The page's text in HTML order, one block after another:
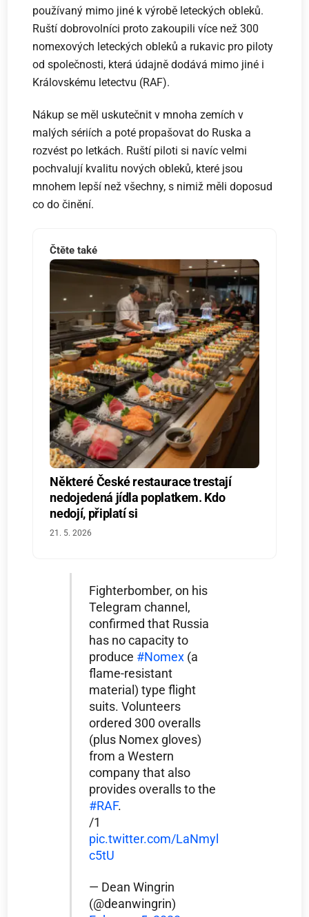
používaný mimo jiné k výrobě leteckých obleků.
Ruští dobrovolníci proto zakoupili více než 300
nomexových leteckých obleků a rukavic pro piloty
od společnosti, která údajně dodává mimo jiné i
Královskému letectvu (RAF).
Nákup se měl uskutečnit v mnoha zemích v
malých sériích a poté propašovat do Ruska a
rozvést po letkách. Ruští piloti si navíc velmi
pochvalují kvalitu nových obleků, které jsou
mnohem lepší než všechny, s nimiž měli doposud
co do činění.
Čtěte také
Některé České restaurace trestají
nedojedená jídla poplatkem. Kdo
nedojí, připlatí si
21. 5. 2026
Fighterbomber, on his
Telegram channel,
confirmed that Russia
has no capacity to
produce #Nomex(a
flame-resistant
material) type flight
suits. Volunteers
ordered 300 overalls
(plus Nomex gloves)
from a Western
company that also
provides overalls to the
#RAF.
/1
pic.twitter.com/LaNmyl
c5tU
— Dean Wingrin
(@deanwingrin)